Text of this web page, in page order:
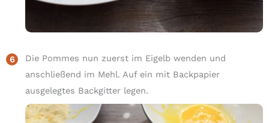
Die Pommes nun zuerst im Eigelb wenden und
anschließend im Mehl. Auf ein mit Backpapier
ausgelegtes Backgitter legen.